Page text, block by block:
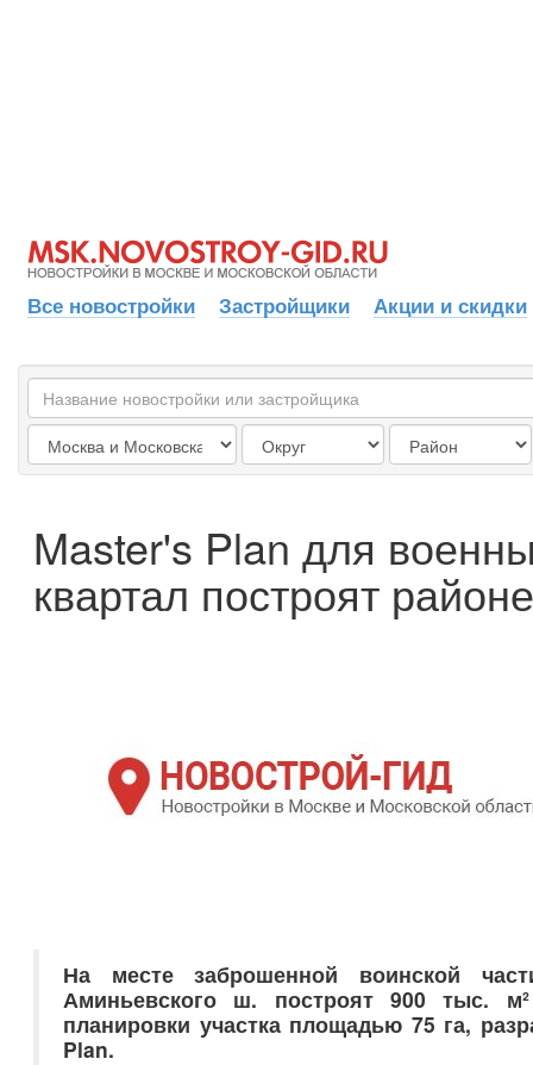
Все новостройки Застройщики Акции и скидки
Master's Plan для
квартал построят
На месте заброшенной воинской
Аминьевского ш. построят 900 тыс.
планировки участка площадью 75 га,
Plan.